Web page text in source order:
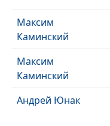
Максим
Каминский
Максим
Каминский
Андрей Юнак